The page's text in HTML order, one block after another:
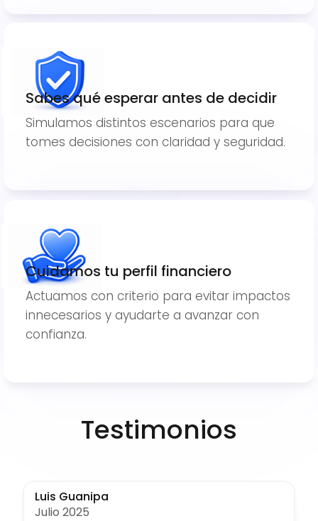
Sabes qué esperar antes de decidir
Simulamos distintos escenarios para que
tomes decisiones con claridad y seguridad.
Cuidamos tu perfil financiero
Actuamos con criterio para evitar impactos
innecesarios y ayudarte a avanzar con
confianza.
Testimonios
Luis Guanipa
Julio 2025